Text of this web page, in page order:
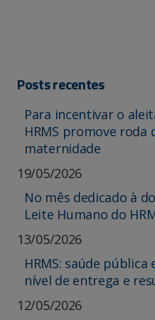
Posts recentes
Para incentivar o
HRMS promove roda
maternidade
19/05/2026
No mês dedicado à
Leite Humano do
13/05/2026
HRMS: saúde
nível de entrega e
12/05/2026